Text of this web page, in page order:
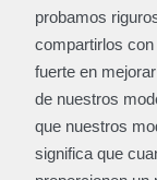
probamos
compartirlos
fuerte en
de nuestros
que nuestros
significa que